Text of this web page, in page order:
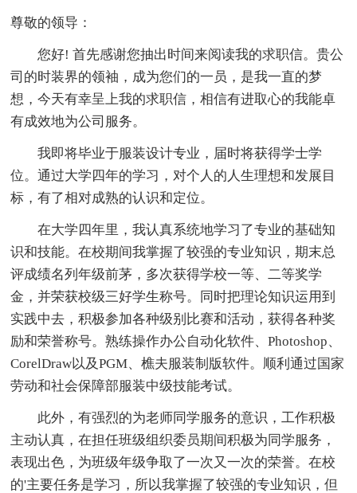
尊敬的领导：
您好! 首先感谢您抽出时间来阅读我的求职信。贵公
司的时装界的领袖，成为您们的一员，是我一直的梦
想，今天有幸呈上我的求职信，相信有进取心的我能卓
有成效地为公司服务。
我即将毕业于服装设计专业，届时将获得学士学
位。通过大学四年的学习，对个人的人生理想和发展目
标，有了相对成熟的认识和定位。
在大学四年里，我认真系统地学习了专业的基础知
识和技能。在校期间我掌握了较强的专业知识，期末总
评成绩名列年级前茅，多次获得学校一等、二等奖学
金，并荣获校级三好学生称号。同时把理论知识运用到
实践中去，积极参加各种级别比赛和活动，获得各种奖
励和荣誉称号。熟练操作办公自动化软件、Photoshop、
CorelDraw以及PGM、樵夫服装制版软件。顺利通过国家
劳动和社会保障部服装中级技能考试。
此外，有强烈的为老师同学服务的意识，工作积极
主动认真，在担任班级组织委员期间积极为同学服务，
表现出色，为班级年级争取了一次又一次的荣誉。在校
的'主要任务是学习，所以我掌握了较强的专业知识，但